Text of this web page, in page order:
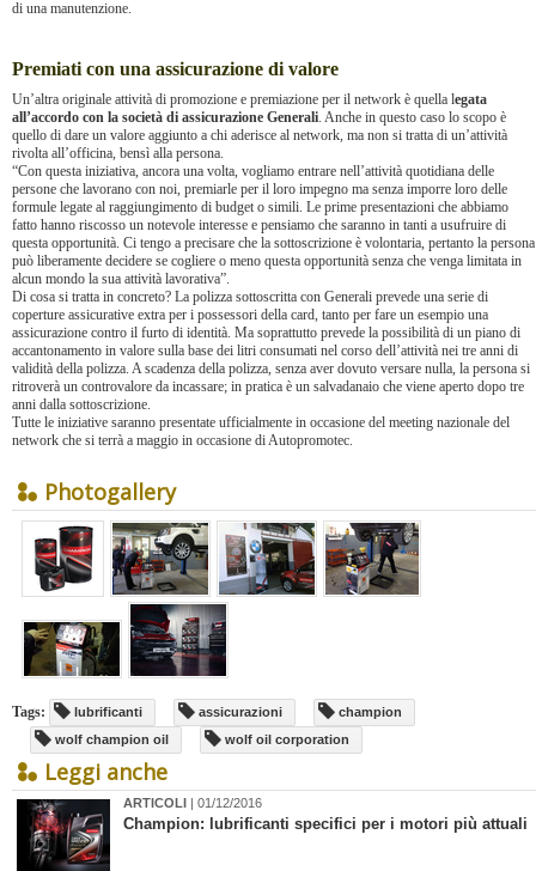
di una manutenzione.
Premiati con una assicurazione di valore
Un’altra originale attività di promozione e premiazione per il network è quella legata
all’accordo con la società di assicurazione Generali. Anche in questo caso lo scopo è
quello di dare un valore aggiunto a chi aderisce al network, ma non si tratta di un’attività
rivolta all’officina, bensì alla persona.
“Con questa iniziativa, ancora una volta, vogliamo entrare nell’attività quotidiana delle
persone che lavorano con noi, premiarle per il loro impegno ma senza imporre loro delle
formule legate al raggiungimento di budget o simili. Le prime presentazioni che abbiamo
fatto hanno riscosso un notevole interesse e pensiamo che saranno in tanti a usufruire di
questa opportunità. Ci tengo a precisare che la sottoscrizione è volontaria, pertanto la persona
può liberamente decidere se cogliere o meno questa opportunità senza che venga limitata in
alcun mondo la sua attività lavorativa”.
Di cosa si tratta in concreto? La polizza sottoscritta con Generali prevede una serie di
coperture assicurative extra per i possessori della card, tanto per fare un esempio una
assicurazione contro il furto di identità. Ma soprattutto prevede la possibilità di un piano di
accantonamento in valore sulla base dei litri consumati nel corso dell’attività nei tre anni di
validità della polizza. A scadenza della polizza, senza aver dovuto versare nulla, la persona si
ritroverà un controvalore da incassare; in pratica è un salvadanaio che viene aperto dopo tre
anni dalla sottoscrizione.
Tutte le iniziative saranno presentate ufficialmente in occasione del meeting nazionale del
network che si terrà a maggio in occasione di Autopromotec.
Photogallery
Tags: lubrificanti assicurazioni
champion
wolf champion oil
wolf oil corporation
Leggi anche
ARTICOLI | 01/12/2016
Champion: lubrificanti specifici per i motori più attuali